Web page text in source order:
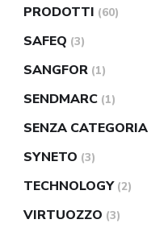
PRODOTTI (60)
SAFEQ (3)
SANGFOR (1)
SENDMARC (1)
SENZA CATEGORIA
SYNETO (3)
TECHNOLOGY (2)
VIRTUOZZO (3)